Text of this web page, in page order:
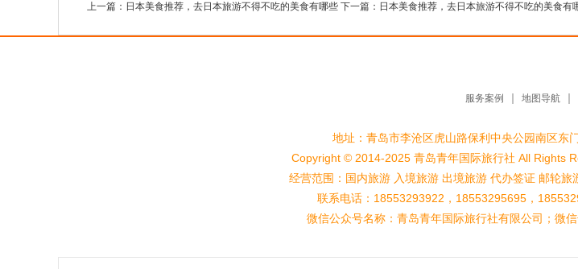
上一篇： 日本美食推荐，去日本旅游不得不吃的美食有哪些 下一篇： 日本美食推荐，去日本旅游不得不吃的美食有
服务案例 地图导航
地址：青岛市李沧区虎山路保利中央公园南区东
Copyright © 2014-2025 青岛青年国际旅行社 All Rights
经营范围：国内旅游 入境旅游 出境旅游 代办签证 邮
联系电话：18553293922，18553295695，
微信公众号名称：青岛青年国际旅行社有限公司；微